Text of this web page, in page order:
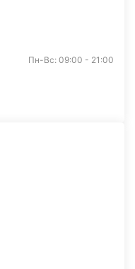
Пн-Вс: 09:00 - 21:00